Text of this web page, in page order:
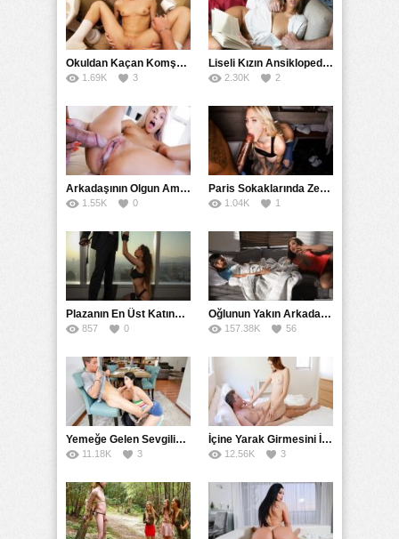
Okuldan Kaçan Komşu Kızını Bakire Sanıp Götten Sikti
1.69K 3
Liseli Kızın Ansiklopedisini Kitap Gibi Tane Tane Okudu
2.30K 2
Arkadaşının Olgun Amcasına Siktirip İçine Boşalmasını İstedi
1.55K 0
Paris Sokaklarında Zenci Yarağını Gırtlağına Kadar İndirdi
1.04K 1
Plazanın En Üst Katında Üst Seviye Köle Fantezisi Sikişi
857 0
Oğlunun Yakın Arkadaşına Yorgan Altından Sulanan Milf
157.38K 56
Yemeğe Gelen Sevgilisinin Arkadaşına Yarak Yedirdi
11.18K 3
İçine Yarak Girmesini İsteyince Kuzeninin Penisini Kullandı
12.56K 3